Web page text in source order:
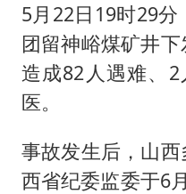
5月22日19时29
团留神峪煤矿井
造成82人遇难、
医。
事故发生后，山
西省纪委监委于6